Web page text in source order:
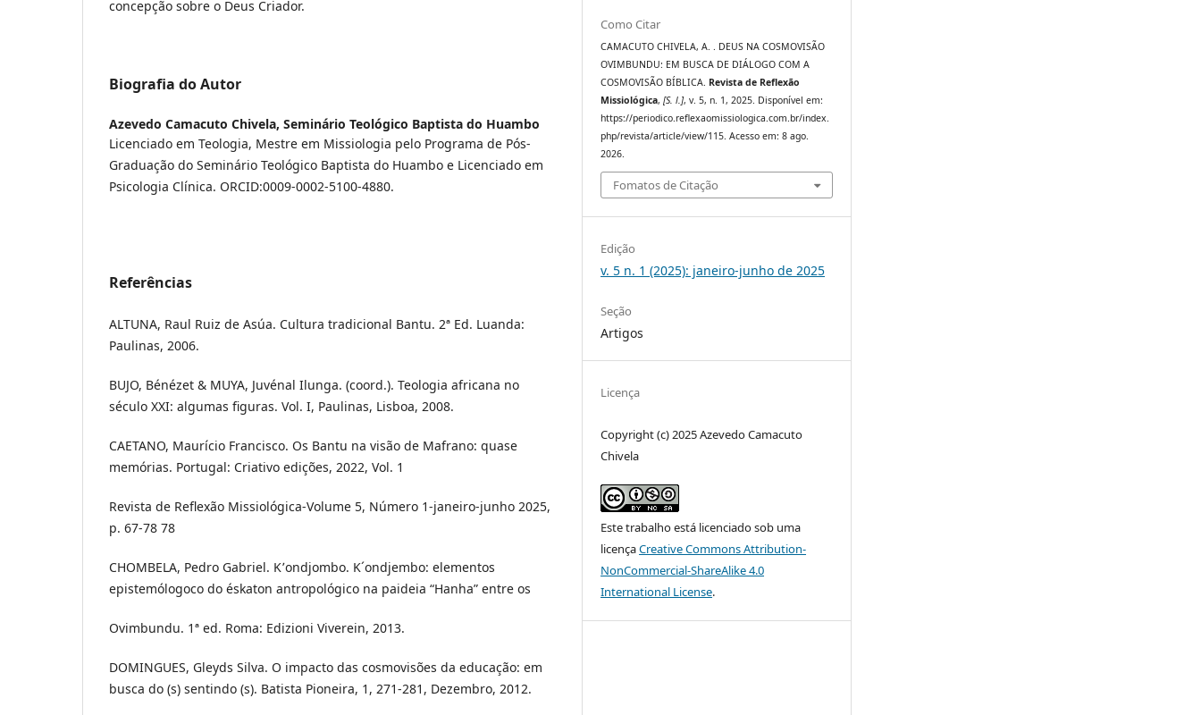
concepção sobre o Deus Criador.
Biografia do Autor
Azevedo Camacuto Chivela, Seminário Teológico Baptista do Huambo
Licenciado em Teologia, Mestre em Missiologia pelo Programa de Pós-
Graduação do Seminário Teológico Baptista do Huambo e Licenciado em
Psicologia Clínica. ORCID:0009-0002-5100-4880.
Referências
ALTUNA, Raul Ruiz de Asúa. Cultura tradicional Bantu. 2ª Ed. Luanda:
Paulinas, 2006.
BUJO, Bénézet & MUYA, Juvénal Ilunga. (coord.). Teologia africana no
século XXI: algumas figuras. Vol. I, Paulinas, Lisboa, 2008.
CAETANO, Maurício Francisco. Os Bantu na visão de Mafrano: quase
memórias. Portugal: Criativo edições, 2022, Vol. 1
Revista de Reflexão Missiológica-Volume 5, Número 1-janeiro-junho 2025,
p. 67-78 78
CHOMBELA, Pedro Gabriel. K՚ondjombo. K´ondjembo: elementos
epistemólogoco do éskaton antropológico na paideia “Hanha” entre os
Ovimbundu. 1ª ed. Roma: Edizioni Viverein, 2013.
DOMINGUES, Gleyds Silva. O impacto das cosmovisões da educação: em
busca do (s) sentindo (s). Batista Pioneira, 1, 271-281, Dezembro, 2012.
Como Citar
CAMACUTO CHIVELA, A. . DEUS NA COSMOVISÃO
OVIMBUNDU: EM BUSCA DE DIÁLOGO COM A
COSMOVISÃO BÍBLICA. Revista de Reflexão
Missiológica,[S. l.], v. 5, n. 1, 2025. Disponível em:
https://periodico.reflexaomissiologica.com.br/index.
php/revista/article/view/115. Acesso em: 8 ago.
2026.
Fomatos de Citação
Edição
v. 5 n. 1 (2025): janeiro-junho de 2025
Seção
Artigos
Licença
Copyright (c) 2025 Azevedo Camacuto
Chivela
Este trabalho está licenciado sob uma
licençaCreative Commons Attribution-
NonCommercial-ShareAlike 4.0
International License.